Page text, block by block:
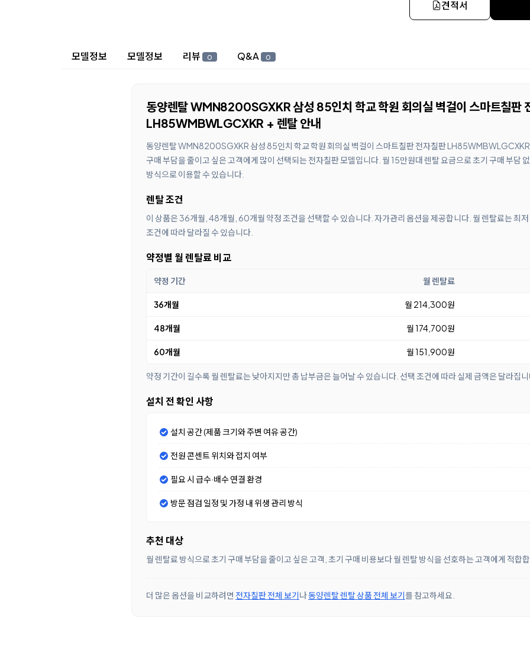
견적서
상세 정보
모델정보 모델정보 리뷰 0 Q&A 0
동양렌탈 WMN8200SGXKR 삼성 85인치 학교 학원 회의실 벽걸이 스마트칠판
LH85WMBWLGCXKR + 렌탈 안내
동양렌탈 WMN8200SGXKR 삼성 85인치 학교 학원 회의실 벽걸이 스마트칠판 전자칠판 LH85WMBWLGCXKR
구매 부담을 줄이고 싶은 고객에게 많이 선택되는 전자칠판 모델입니다. 월 15만원대 렌탈 요금으로 초기 구매 부담
방식으로 이용할 수 있습니다.
렌탈 조건
이 상품은 36개월, 48개월, 60개월 약정 조건을 선택할 수 있습니다. 자가관리 옵션을 제공합니다. 월 렌탈료는 최
조건에 따라 달라질 수 있습니다.
약정별 월 렌탈료 비교
약정 기간 월 렌탈료
36개월 월 214,300원
48개월 월 174,700원
60개월 월 151,900원
약정 기간이 길수록 월 렌탈료는 낮아지지만 총 납부금은 늘어날 수 있습니다. 선택 조건에 따라 실제 금액은 달라집
설치 전 확인 사항
설치 공간 (제품 크기와 주변 여유 공간)
전원 콘센트 위치와 접지 여부
필요 시 급수·배수 연결 환경
방문 점검 일정 및 가정 내 위생 관리 방식
추천 대상
월 렌탈료 방식으로 초기 구매 부담을 줄이고 싶은 고객, 초기 구매 비용보다 월 렌탈 방식을 선호하는 고객에게 적합
더 많은 옵션을 비교하려면 전자칠판 전체 보기나동양렌탈 렌탈 상품 전체 보기를 참고하세요.